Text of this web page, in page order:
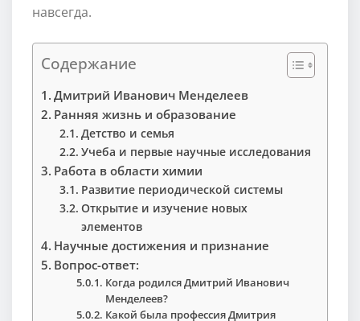
навсегда.
Содержание
Дмитрий Иванович Менделеев
Ранняя жизнь и образование
Детство и семья
Учеба и первые научные исследования
Работа в области химии
Развитие периодической системы
Открытие и изучение новых
элементов
Научные достижения и признание
Вопрос-ответ:
Когда родился Дмитрий Иванович
Менделеев?
Какой была профессия Дмитрия